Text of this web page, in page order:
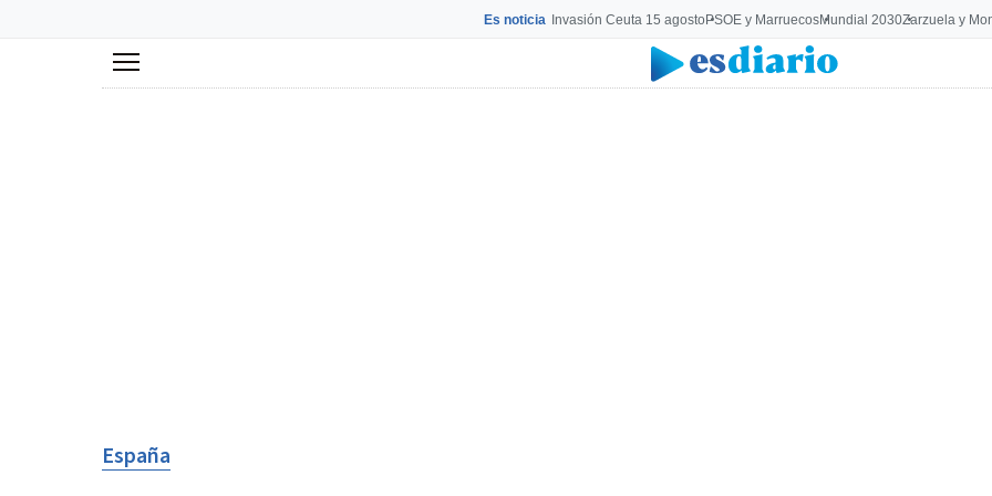
Es noticia Invasión Ceuta 15 agostoPSOE y MarruecosMundial 2030Zarzuela y
Menú
España